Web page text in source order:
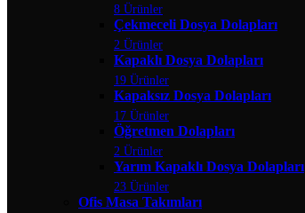
8 Ürünler
Çekmeceli Dosya Dolapları
2 Ürünler
Kapaklı Dosya Dolapları
19 Ürünler
Kapaksız Dosya Dolapları
17 Ürünler
Öğretmen Dolapları
2 Ürünler
Yarım Kapaklı Dosya Dolapları
23 Ürünler
Ofis Masa Takımları